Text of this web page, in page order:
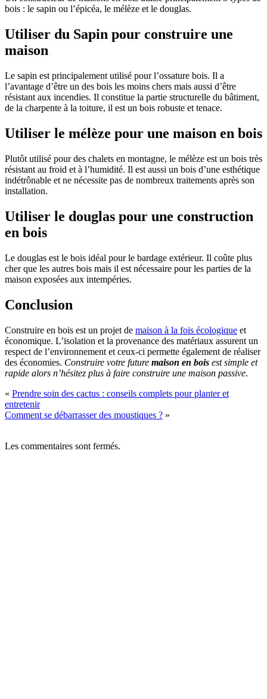
bois : le sapin ou l’épicéa, le mélèze et le douglas.
Utiliser du Sapin pour construire une
maison
Le sapin est principalement utilisé pour l’ossature bois. Il a
l’avantage d’être un des bois les moins chers mais aussi d’être
résistant aux incendies. Il constitue la partie structurelle du bâtiment,
de la charpente à la toiture, il est un bois robuste et tenace.
Utiliser le mélèze pour une maison en bois
Plutôt utilisé pour des chalets en montagne, le mélèze est un bois très
résistant au froid et à l’humidité. Il est aussi un bois d’une esthétique
indétrônable et ne nécessite pas de nombreux traitements après son
installation.
Utiliser le douglas pour une construction
en bois
Le douglas est le bois idéal pour le bardage extérieur. Il coûte plus
cher que les autres bois mais il est nécessaire pour les parties de la
maison exposées aux intempéries.
Conclusion
Construire en bois est un projet de maison à la fois écologique et
économique. L’isolation et la provenance des matériaux assurent un
respect de l’environnement et ceux-ci permette également de réaliser
des économies. Construire votre future maison en bois est simple et
rapide alors n’hésitez plus à faire construire une maison passive.
« Prendre soin des cactus : conseils complets pour planter et
entretenir
Comment se débarrasser des moustiques ? »
Les commentaires sont fermés.